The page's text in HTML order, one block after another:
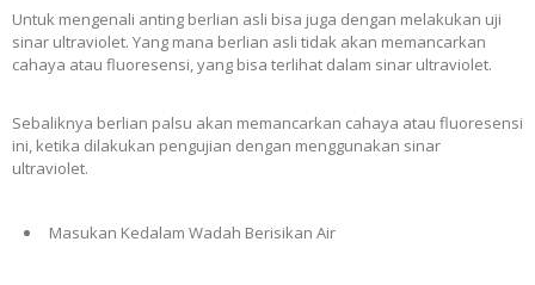
Untuk mengenali anting berlian asli bisa juga dengan melakukan uji
sinar ultraviolet. Yang mana berlian asli tidak akan memancarkan
cahaya atau fluoresensi, yang bisa terlihat dalam sinar ultraviolet.
Sebaliknya berlian palsu akan memancarkan cahaya atau fluoresensi
ini, ketika dilakukan pengujian dengan menggunakan sinar
ultraviolet.
Masukan Kedalam Wadah Berisikan Air